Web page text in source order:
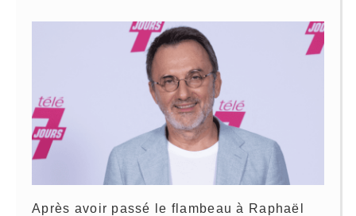
Après avoir passé le flambeau à Raphaël